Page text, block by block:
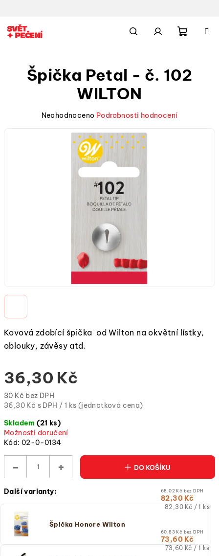
na
obsah
košík
Kovová zdobící špička od Wilton na okvětní lístky,
oblouky, závěsy atd.
36,30 Kč
30 Kč bez DPH
Měrná
(jednotková
cena)
36,30 Kč s DPH / 1 ks (jednotková cena)
Skladem(21 ks)
Možnosti doručení
Kód: 02-0-0134
+
− DO KOŠÍKU
Další varianty:
Špička Honore Wilton
68,02 Kč bez DPH
82,30 Kč
Měrná
cena)
82,30 Kč / 1 ks
60,83 Kč bez DPH
73,60 Kč
Měrná
73,60 Kč / 1 ks
Špička Petal - č. 102
WILTON
Průměrné
produktu
Neohodnoceno Podrobnosti hodnocení